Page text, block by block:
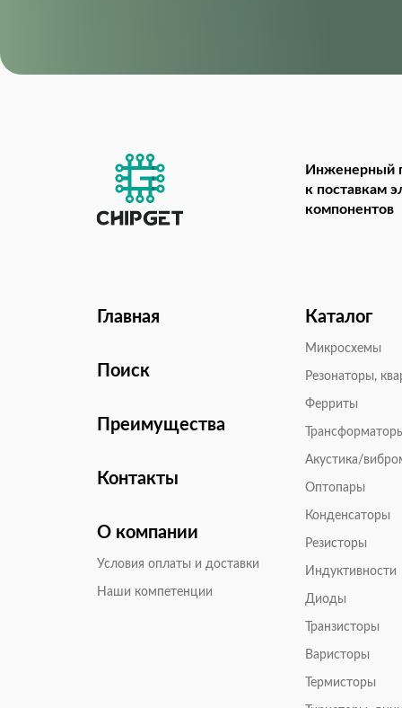
Инженерный
к поставкам
компонентов
Главная
Поиск
Преимущества
Контакты
О компании
Условия оплаты и доставки
Наши компетенции
Каталог
Микросхемы
Резонаторы,
Ферриты
Акустика/
Оптопары
Конденсаторы
Резисторы
Индуктивности
Диоды
Транзисторы
Варисторы
Термисторы